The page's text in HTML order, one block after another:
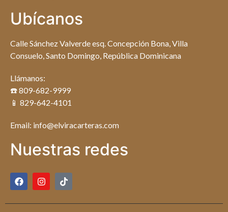
Ubícanos
Calle Sánchez Valverde esq. Concepción Bona, Villa
Consuelo, Santo Domingo, República Dominicana
Llámanos:
☎️ 809-682-9999
📱 829-642-4101
Email: info@elviracarteras.com
Nuestras redes